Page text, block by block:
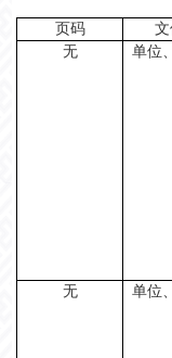
页码
无
单位
无 单位